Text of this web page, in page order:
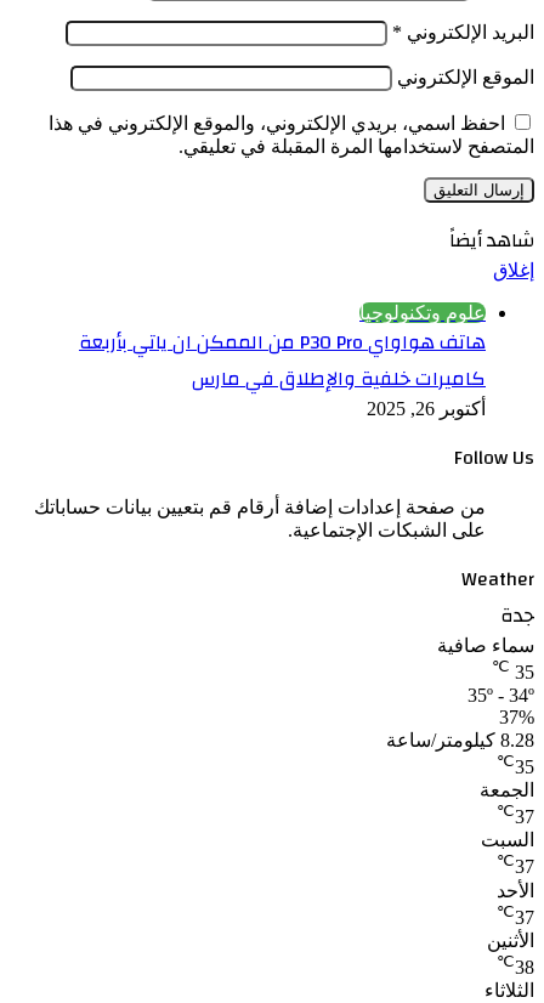
البريد الإلكتروني *
الموقع الإلكتروني
احفظ اسمي، بريدي الإلكتروني، والموقع الإلكتروني في هذا
المتصفح لاستخدامها المرة المقبلة في تعليقي.
شاهد أيضاً
إغلاق
علوم وتكنولوجيا
هاتف هواواي P30 Pro من الممكن ان ياتي بأربعة
كاميرات خلفية والإطلاق في مارس
أكتوبر 26, 2025
Follow Us
من صفحة إعدادات إضافة أرقام قم بتعيين بيانات حساباتك
على الشبكات الإجتماعية.
Weather
جدة
سماء صافية
35
℃
35º - 34º
37%
8.28 كيلومتر/ساعة
35
℃
الجمعة
37
℃
السبت
37
℃
الأحد
37
℃
الأثنين
38
℃
الثلاثاء